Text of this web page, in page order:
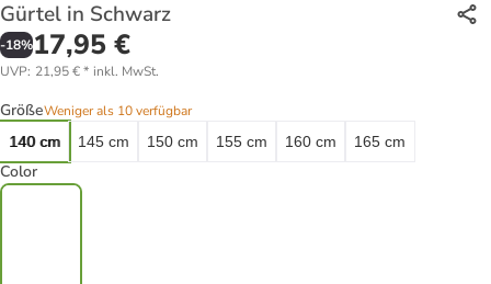
Gürtel in Schwarz
-18%17,95 €
UVP: 21,95 €* inkl. MwSt.
GrößeWeniger als 10 verfügbar
140 cm
145 cm 150 cm 155 cm 160 cm 165 cm
Color